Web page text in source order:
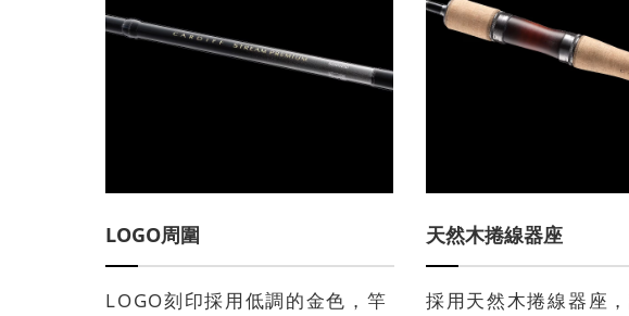
LOGO周圍
LOGO刻印採用低調的金色，竿
天然木捲線器座
採用天然木捲線器座